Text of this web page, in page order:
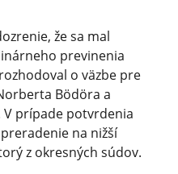
že sa mal
previnenia
o väzbe pre
Bödöra a
prípade potvrdenia
na nižší
z okresných súdov.